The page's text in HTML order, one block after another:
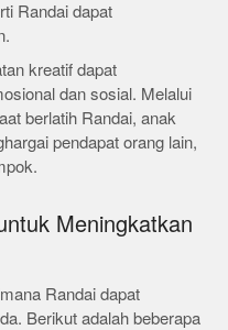
Randai dapat
kreatif dapat
dan sosial. Melalui
berlatih Randai, anak
pendapat orang lain,
Meningkatkan
Randai dapat
Berikut adalah beberapa